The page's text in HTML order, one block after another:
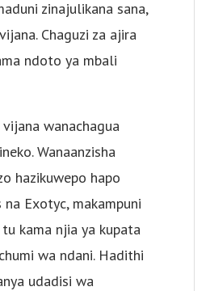
zinajulikana sana,
Chaguzi za ajira
ndoto ya mbali
wanachagua
Wanaanzisha
hazikuwepo hapo
Exotyc, makampuni
kama njia ya kupata
wa ndani. Hadithi
udadisi wa